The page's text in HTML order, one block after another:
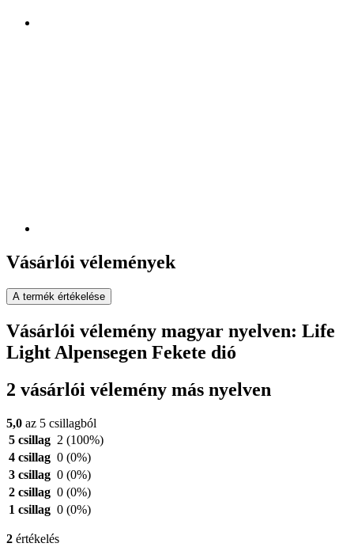
Vásárlói vélemények
A termék értékelése
Vásárlói vélemény magyar nyelven: Life
Light Alpensegen Fekete dió
2 vásárlói vélemény más nyelven
5,0 az 5 csillagból
5 csillag 2 (100%)
4 csillag 0 (0%)
3 csillag 0 (0%)
2 csillag 0 (0%)
1 csillag 0 (0%)
2 értékelés